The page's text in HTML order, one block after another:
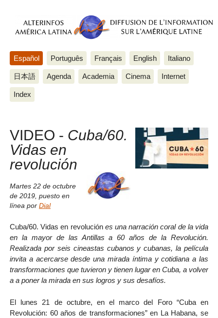
Español Português Français English Italiano
日本語 Agenda Academia Cinema Internet
Index
VIDEO - Cuba/60.
Vidas en
revolución
Martes 22 de octubre
de 2019 puesto en
línea por Dial
Cuba/60. Vidas en revolución es una narración coral de la vida
en la mayor de las Antillas a 60 años de la Revolución.
Realizada por seis cineastas cubanos y cubanas, la película
invita a acercarse desde una mirada íntima y cotidiana a las
transformaciones que tuvieron y tienen lugar en Cuba, a volver
a a poner la mirada en sus logros y sus desafíos.
El lunes 21 de octubre, en el marco del Foro “Cuba en
Revolución: 60 años de transformaciones” en La Habana, se